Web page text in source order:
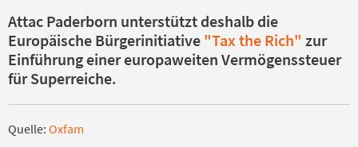
Attac Paderborn unterstützt deshalb die
Europäische Bürgerinitiative "Tax the Rich" zur
Einführung einer europaweiten Vermögenssteuer
für Superreiche.
Quelle: Oxfam